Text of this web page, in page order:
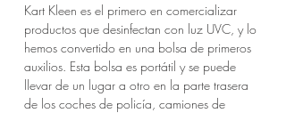
Kart Kleen es el primero en comercializar
productos que desinfectan con luz UVC, y lo
hemos convertido en una bolsa de primeros
auxilios. Esta bolsa es portátil y se puede
llevar de un lugar a otro en la parte trasera
de los coches de policía, camiones de